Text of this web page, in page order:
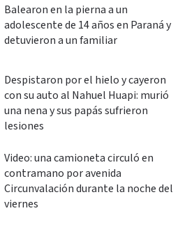
Balearon en la pierna a un
adolescente de 14 años en Paraná y
detuvieron a un familiar
Despistaron por el hielo y cayeron
con su auto al Nahuel Huapi: murió
una nena y sus papás sufrieron
lesiones
Video: una camioneta circuló en
contramano por avenida
Circunvalación durante la noche del
viernes